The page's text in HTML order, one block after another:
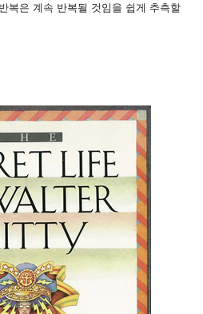
복은 계속 반복될 것임을 쉽게 추측할